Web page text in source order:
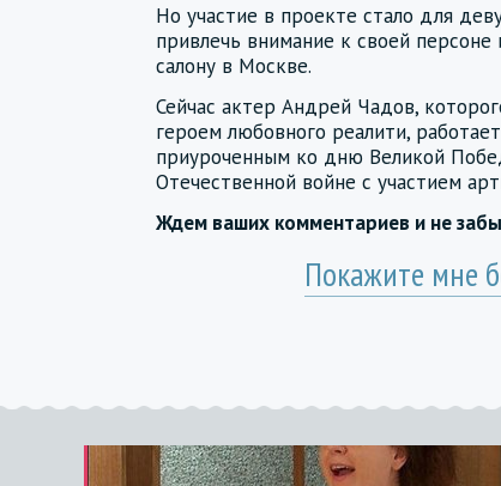
Но участие в проекте стало для
привлечь внимание к своей
салону в Москве.
Сейчас актер Андрей Чадов,
героем любовного реалити,
приуроченным ко дню Великой
Отечественной войне с участием
Ждем ваших комментариев и не
Покажите мне